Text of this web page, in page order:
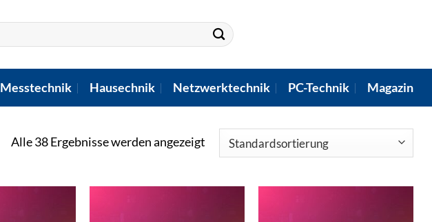
Messtechnik Hausechnik Netzwerktechnik PC-Technik Magazin
Alle 38 Ergebnisse werden angezeigt